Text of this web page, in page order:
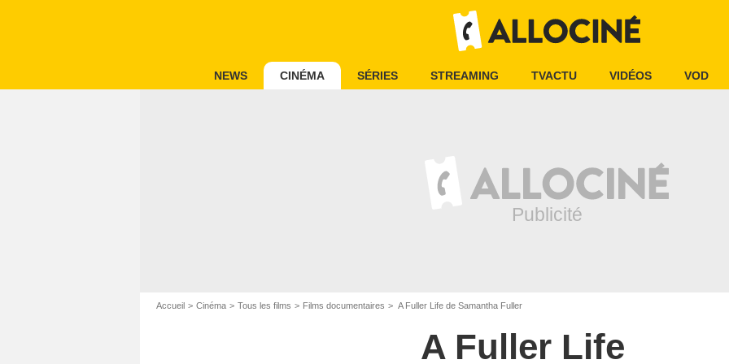
NEWS CINÉMA SÉRIES STREAMING TVACTU VIDÉOS VOD
Accueil Cinéma Tous les films Films documentaires A Fuller Life de Samantha Fuller
A Fuller Life